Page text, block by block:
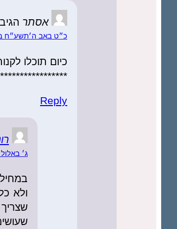
אסתר
כ״ט באב ה׳תשע״ח
כיום תוכלו לקנות
Reply
ג׳ באלול
ולא